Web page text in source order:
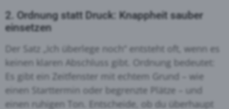
2. Ordnung statt Druck: Knappheit sauber
einsetzen
Der Satz „Ich überlege noch“ entsteht oft, wenn es
keinen klaren Abschluss gibt. Ordnung bedeutet:
Es gibt ein Zeitfenster mit echtem Grund – wie
einen Starttermin oder begrenzte Plätze – und
einen ruhigen Ton. Entscheide, ob du überhaupt